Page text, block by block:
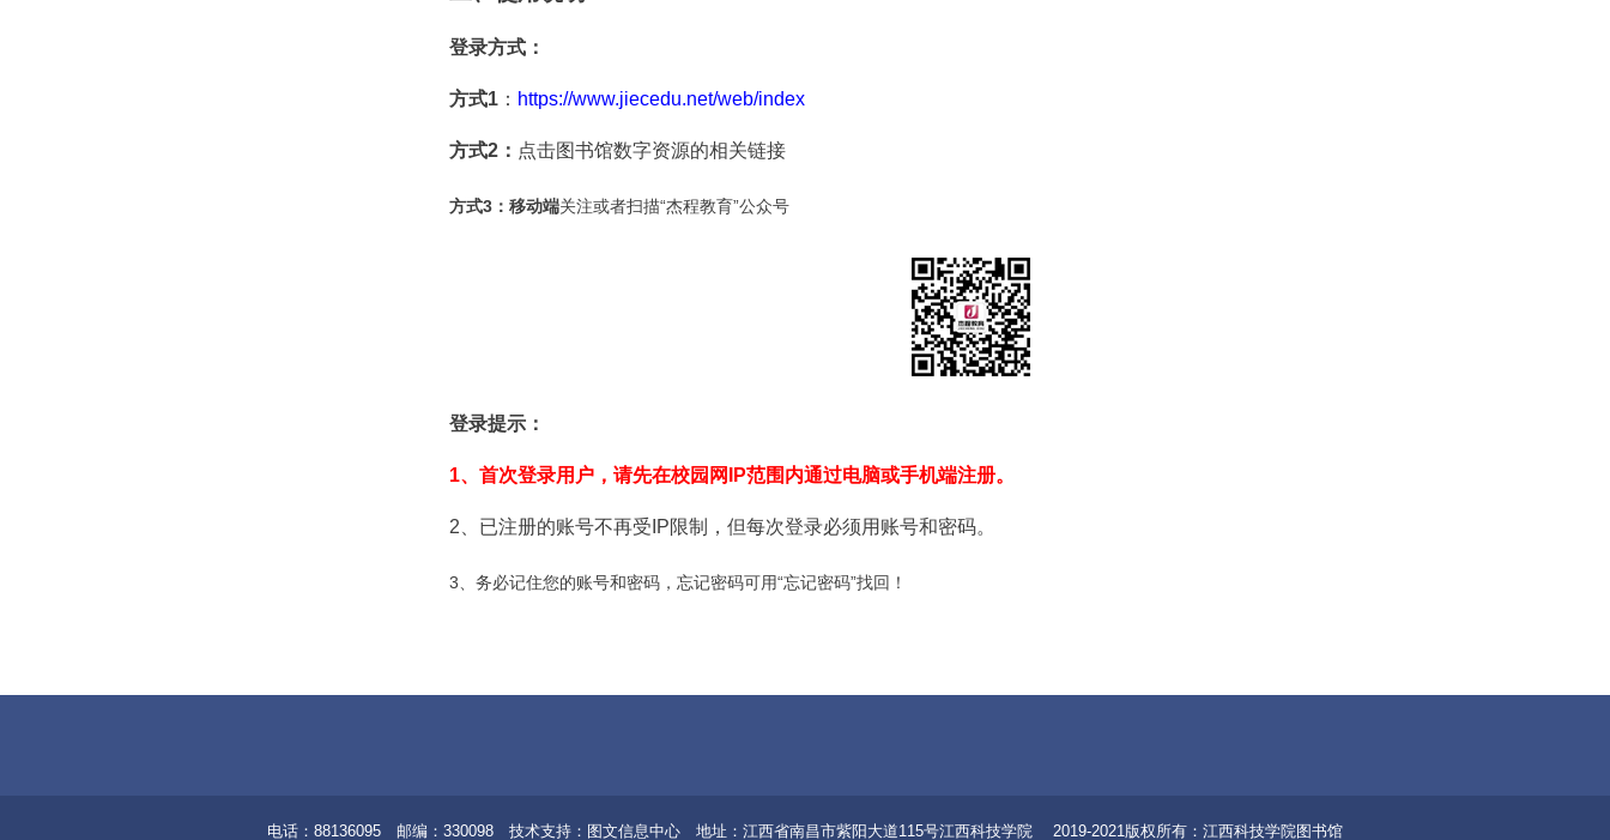
登录方式：
方式1： https://www.jiecedu.net/web/index
方式2： 点击图书馆数字资源的相关链接
方式3： 移动端关注或者扫描“杰程教育”公众号
登录提示：
1、首次登录用户，请先在校园网 IP范围内通过电脑或手机端注册。
2 、已注册的账号不再受 IP限制，但每次登录必须用账号和密码。
3、务必记住您的账号和密码，忘记密码可用“忘记密码”找回！
电话：88136095 邮编：330098 技术支持：图文信息中心 地址：江西省南昌市紫阳大道115号江西科技学院 2019-2021版权所有：江西科技学院图书馆